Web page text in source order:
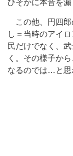
ひそかに本音を漏
この他、円四郎
し＝当時のアイ
民だけでなく、
く。その様子か
なるのでは…と思